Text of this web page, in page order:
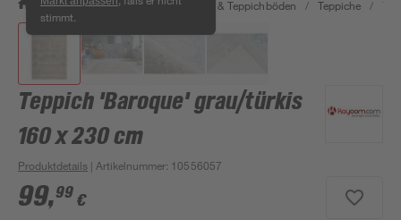
stimmt.
/ Wohnen & Haushalt / Teppiche & Teppichböden / Teppiche /
Teppich 'Baroque' grau/türkis
160 x 230 cm
Produktdetails | Artikelnummer: 10556057
99,99 €